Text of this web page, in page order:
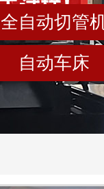
全自动切管
自动车床